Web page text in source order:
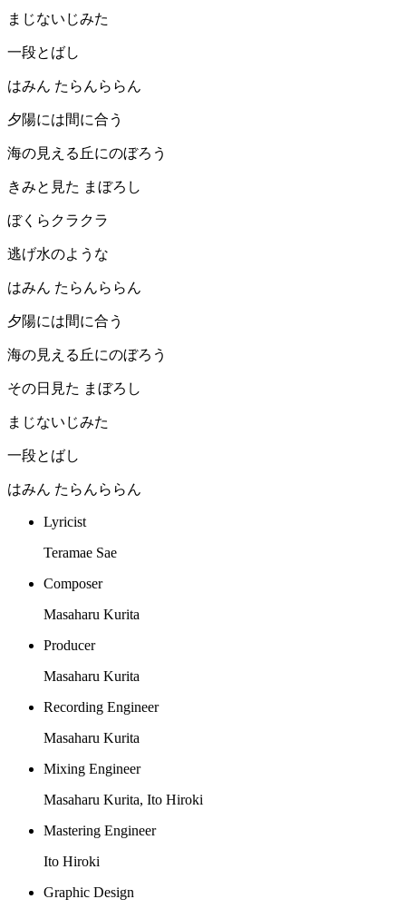
まじないじみた
一段とばし
はみん たらんららん
夕陽には間に合う
海の見える丘にのぼろう
きみと見た まぼろし
ぼくらクラクラ
逃げ水のような
はみん たらんららん
夕陽には間に合う
海の見える丘にのぼろう
その日見た まぼろし
まじないじみた
一段とばし
はみん たらんららん
Lyricist
Teramae Sae
Composer
Masaharu Kurita
Producer
Masaharu Kurita
Recording Engineer
Masaharu Kurita
Mixing Engineer
Masaharu Kurita, Ito Hiroki
Mastering Engineer
Ito Hiroki
Graphic Design